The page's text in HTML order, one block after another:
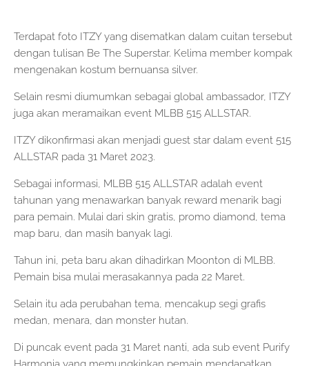
Terdapat foto ITZY yang disematkan dalam cuitan tersebut
dengan tulisan Be The Superstar. Kelima member kompak
mengenakan kostum bernuansa silver.
Selain resmi diumumkan sebagai global ambassador, ITZY
juga akan meramaikan event MLBB 515 ALLSTAR.
ITZY dikonfirmasi akan menjadi guest star dalam event 515
ALLSTAR pada 31 Maret 2023.
Sebagai informasi, MLBB 515 ALLSTAR adalah event
tahunan yang menawarkan banyak reward menarik bagi
para pemain. Mulai dari skin gratis, promo diamond, tema
map baru, dan masih banyak lagi.
Tahun ini, peta baru akan dihadirkan Moonton di MLBB.
Pemain bisa mulai merasakannya pada 22 Maret.
Selain itu ada perubahan tema, mencakup segi grafis
medan, menara, dan monster hutan.
Di puncak event pada 31 Maret nanti, ada sub event Purify